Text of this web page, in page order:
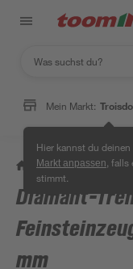
Mein Markt:
Hier kannst du deinen
Markt anpassen ,
stimmt.
/ Werkstatt &
Diamant-
mm